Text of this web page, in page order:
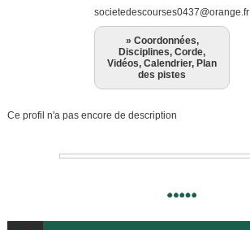
societedescourses0437@orange.fr
» Coordonnées,
Disciplines, Corde,
Vidéos, Calendrier, Plan
des pistes
Ce profil n'a pas encore de description